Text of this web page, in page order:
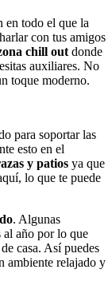
en todo el que la
con tus amigos
chill out donde
auxiliares. No
toque moderno.
para soportar las
esto en el
y patios ya que
lo que te puede
. Algunas
al año por lo que
casa. Así puedes
ambiente relajado y